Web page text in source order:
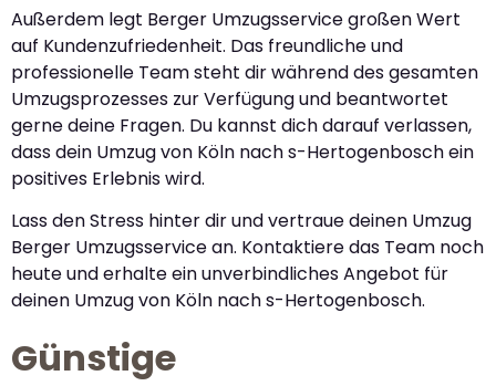
Außerdem legt Berger Umzugsservice großen Wert
auf Kundenzufriedenheit. Das freundliche und
professionelle Team steht dir während des gesamten
Umzugsprozesses zur Verfügung und beantwortet
gerne deine Fragen. Du kannst dich darauf verlassen,
dass dein Umzug von Köln nach s-Hertogenbosch ein
positives Erlebnis wird.
Lass den Stress hinter dir und vertraue deinen Umzug
Berger Umzugsservice an. Kontaktiere das Team noch
heute und erhalte ein unverbindliches Angebot für
deinen Umzug von Köln nach s-Hertogenbosch.
Günstige